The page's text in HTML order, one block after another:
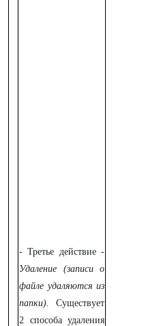
- Третье действие -
Удаление (записи о
файле удаляются из
папки).
Существует
2 способа удаления